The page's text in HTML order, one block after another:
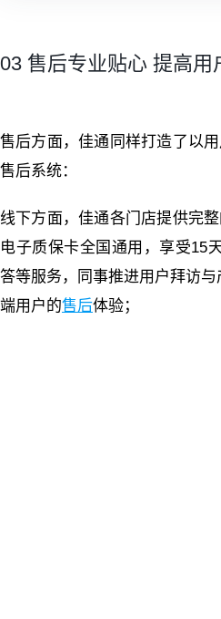
03 售后专业贴心 提高用
售后方面，佳通同样打造了以
售后系统：
线下方面，佳通各门店提供完
电子质保卡全国通用，享受15
答等服务，同事推进用户拜访
端用户的售后体验；